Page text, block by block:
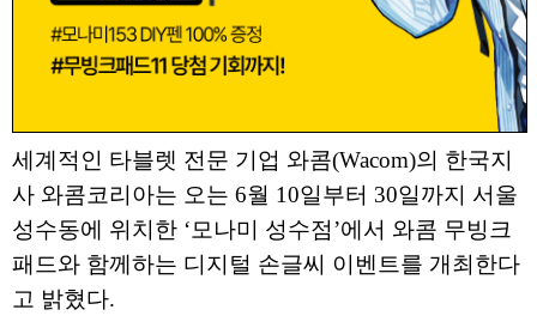
세계적인 타블렛 전문 기업 와콤(Wacom)의 한국지
사 와콤코리아는 오는 6월 10일부터 30일까지 서울
성수동에 위치한 ‘모나미 성수점’에서 와콤 무빙크
패드와 함께하는 디지털 손글씨 이벤트를 개최한다
고 밝혔다.